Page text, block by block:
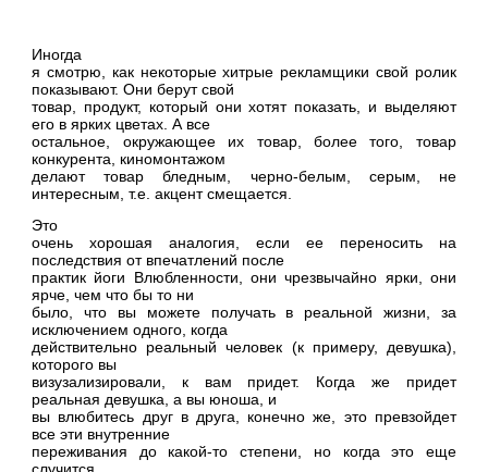
Иногда
я смотрю, как некоторые хитрые рекламщики свой ролик
показывают. Они берут свой
товар, продукт, который они хотят показать, и выделяют
его в ярких цветах. А все
остальное, окружающее их товар, более того, товар
конкурента, киномонтажом
делают товар бледным, черно-белым, серым, не
интересным, т.е. акцент смещается.
Это
очень хорошая аналогия, если ее переносить на
последствия от впечатлений после
практик йоги Влюбленности, они чрезвычайно ярки, они
ярче, чем что бы то ни
было, что вы можете получать в реальной жизни, за
исключением одного, когда
действительно реальный человек (к примеру, девушка),
которого вы
визузализировали, к вам придет. Когда же придет
реальная девушка, а вы юноша, и
вы влюбитесь друг в друга, конечно же, это превзойдет
все эти внутренние
переживания до какой-то степени, но когда это еще